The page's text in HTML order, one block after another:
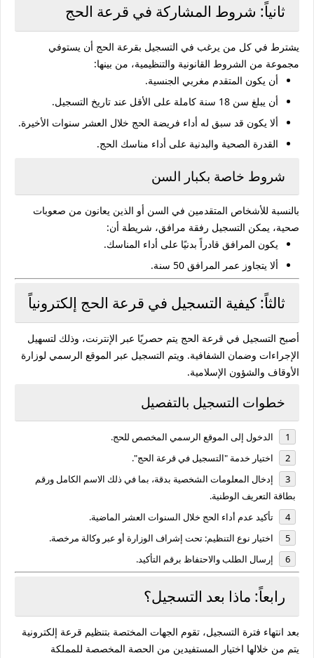
ثانياً: شروط المشاركة في قرعة الحج
يشترط في كل من يرغب في التسجيل بقرعة الحج أن يستوفي
مجموعة من الشروط القانونية والتنظيمية، من بينها:
أن يكون المتقدم مغربي الجنسية.
أن يبلغ سن 18 سنة كاملة على الأقل عند تاريخ التسجيل.
ألا يكون قد سبق له أداء فريضة الحج خلال العشر سنوات الأخيرة.
القدرة الصحية والبدنية على أداء مناسك الحج.
شروط خاصة بكبار السن
بالنسبة للأشخاص المتقدمين في السن أو الذين يعانون من صعوبات
صحية، يمكن التسجيل رفقة مرافق، شريطة أن:
يكون المرافق قادراً بدنيًا على أداء المناسك.
ألا يتجاوز عمر المرافق 50 سنة.
ثالثاً: كيفية التسجيل في قرعة الحج إلكترونياً
أصبح التسجيل في قرعة الحج يتم حصريًا عبر الإنترنت، وذلك لتسهيل
الإجراءات وضمان الشفافية. ويتم التسجيل عبر الموقع الرسمي لوزارة
الأوقاف والشؤون الإسلامية.
خطوات التسجيل بالتفصيل
الدخول إلى الموقع الرسمي المخصص للحج.
اختيار خدمة "التسجيل في قرعة الحج".
إدخال المعلومات الشخصية بدقة، بما في ذلك الاسم الكامل ورقم
بطاقة التعريف الوطنية.
تأكيد عدم أداء الحج خلال السنوات العشر الماضية.
اختيار نوع التنظيم: تحت إشراف الوزارة أو عبر وكالة مرخصة.
إرسال الطلب والاحتفاظ برقم التأكيد.
رابعاً: ماذا بعد التسجيل؟
بعد انتهاء فترة التسجيل، تقوم الجهات المختصة بتنظيم قرعة إلكترونية
يتم من خلالها اختيار المستفيدين من الحصة المخصصة للمملكة